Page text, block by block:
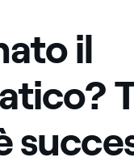
il